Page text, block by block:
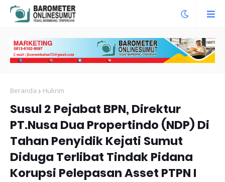
Beranda Hukrim
Susul 2 Pejabat BPN, Direktur
PT.Nusa Dua Propertindo (NDP) Di
Tahan Penyidik Kejati Sumut
Diduga Terlibat Tindak Pidana
Korupsi Pelepasan Asset PTPN I